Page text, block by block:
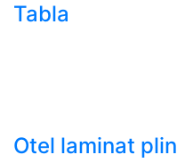
Tabla
Otel laminat plin